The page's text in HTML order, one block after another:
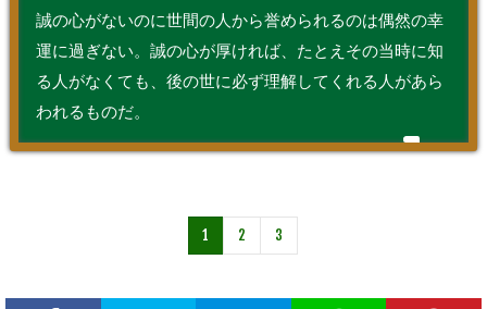
誠の心がないのに世間の人から誉められるのは偶然の幸
運に過ぎない。誠の心が厚ければ、たとえその当時に知
る人がなくても、後の世に必ず理解してくれる人があら
われるものだ。
1 2 3